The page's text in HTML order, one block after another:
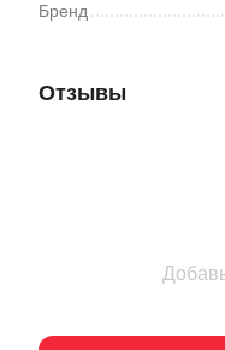
Бренд
Отзывы